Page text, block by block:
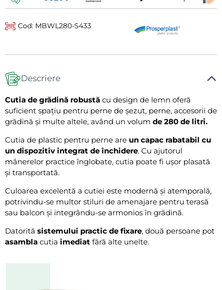
Cod: MBWL280-S433
Descriere
Cutia de grădină robustă cu design de lemn oferă
suficient spațiu pentru perne de șezut, perne, accesorii de
grădină și multe altele, având un volum de 280 de litri.
Cutia de plastic pentru perne are un capac rabatabil cu
un dispozitiv integrat de închidere. Cu ajutorul
mânerelor practice înglobate, cutia poate fi ușor plasată
și transportată.
Culoarea excelentă a cutiei este modernă și atemporală,
potrivindu-se multor stiluri de amenajare pentru terasă
sau balcon și integrându-se armonios în grădină.
Datorită sistemului practic de fixare, două persoane pot
asambla cutia imediat fără alte unelte.